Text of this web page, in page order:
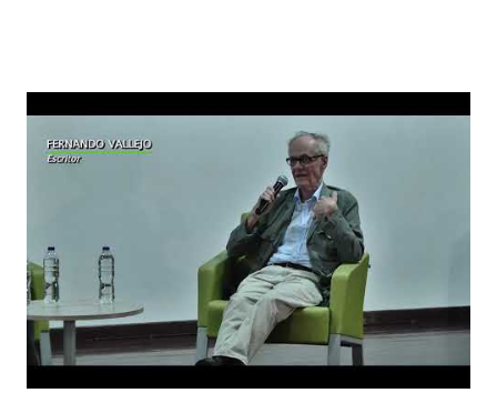
Francisco José de Caldas (Bogotá, Colombia). El congreso
cuenta con el respaldo de instituciones académicas de gran
prestigio como la Universidad Michoacana de San Nicolás
de Hidalgo (México), la Facultad de Estudios Superiores
Iztacala (UNAM, México) y la Facultad de Estudios
Superiores Acatlán (UNAM, México), además de un comité
organizador comprometido con abrir nuevas miradas sobre
el cuerpo, la esce...